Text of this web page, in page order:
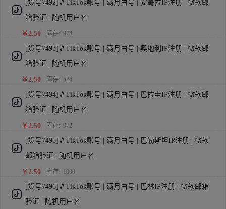
[货号7492]🎵TikTok账号 | 满月白号 | 安哥拉IP注册 | 微软邮
箱验证 | 随机用户名
￥2.50 库存: 973
[货号7493]🎵TikTok账号 | 满月白号 | 奥地利IP注册 | 微软邮
箱验证 | 随机用户名
￥2.50 库存: 526
[货号7494]🎵TikTok账号 | 满月白号 | 巴拉圭IP注册 | 微软邮
箱验证 | 随机用户名
￥2.50 库存: 972
[货号7495]🎵TikTok账号 | 满月白号 | 巴勒斯坦IP注册 | 微软
邮箱验证 | 随机用户名
￥2.50 库存: 1000
[货号7496]🎵TikTok账号 | 满月白号 | 巴林IP注册 | 微软邮箱
验证 | 随机用户名